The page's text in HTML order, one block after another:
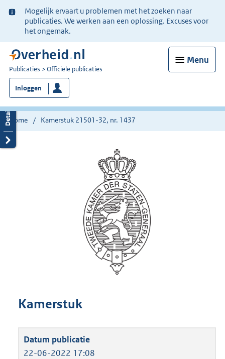
Ter
informatie:
Mogelijk ervaart u problemen met het zoeken naar
publicaties. We werken aan een oplossing. Excuses voor
het ongemak.
Menu
U
bent
nu
hier:
Publicaties Officiële publicaties
Inloggen
Home Kamerstuk 21501-32, nr. 1437
Kamerstuk
22-06-2022 17:08